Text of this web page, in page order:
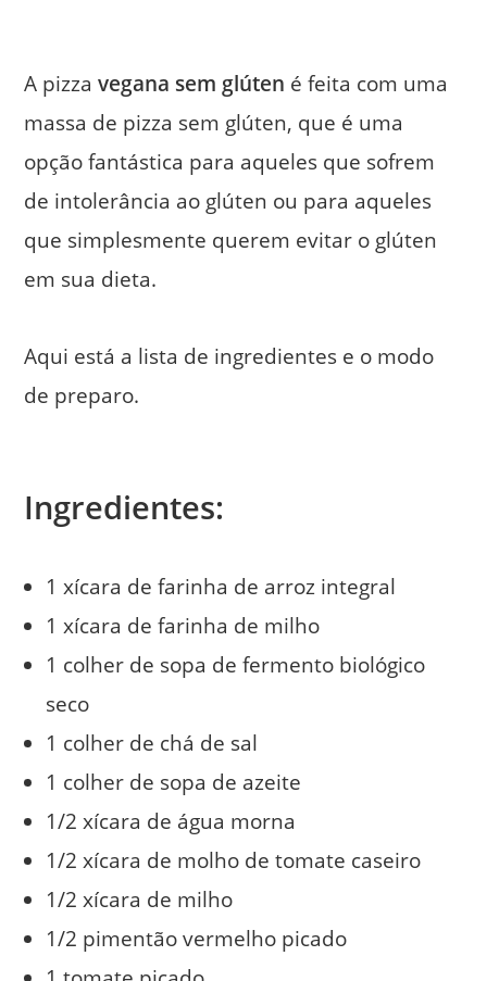
A pizzavegana sem glúten é feita com uma
massa de pizza sem glúten, que é uma
opção fantástica para aqueles que sofrem
de intolerância ao glúten ou para aqueles
que simplesmente querem evitar o glúten
em sua dieta.
Aqui está a lista de ingredientes e o modo
de preparo.
Ingredientes:
1 xícara de farinha de arroz integral
1 xícara de farinha de milho
1 colher de sopa de fermento biológico
seco
1 colher de chá de sal
1 colher de sopa de azeite
1/2 xícara de água morna
1/2 xícara de molho de tomate caseiro
1/2 xícara de milho
1/2 pimentão vermelho picado